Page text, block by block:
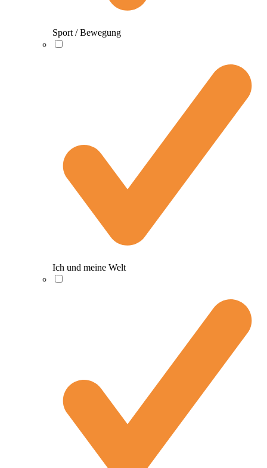
Sport / Bewegung
Ich und meine Welt